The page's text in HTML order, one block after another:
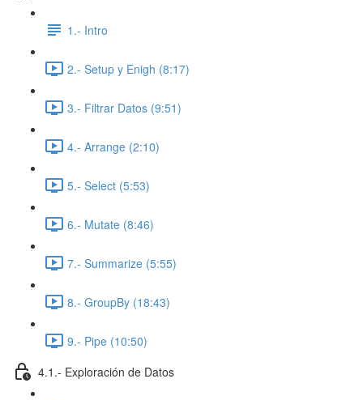
1.- Intro
2.- Setup y Enigh (8:17)
3.- Filtrar Datos (9:51)
4.- Arrange (2:10)
5.- Select (5:53)
6.- Mutate (8:46)
7.- Summarize (5:55)
8.- GroupBy (18:43)
9.- Pipe (10:50)
4.1.- Exploración de Datos